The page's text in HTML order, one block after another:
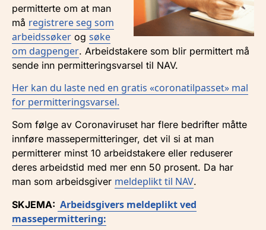
permitterte om at man
må registrere seg som
arbeidssøker og søke
om dagpenger. Arbeidstakere som blir permittert må
sende inn permitteringsvarsel til NAV.
Her kan du laste ned en gratis «coronatilpasset» mal
for permitteringsvarsel.
Som følge av Coronaviruset har flere bedrifter måtte
innføre massepermitteringer, det vil si at man
permitterer minst 10 arbeidstakere eller reduserer
deres arbeidstid med mer enn 50 prosent. Da har
man som arbeidsgiver meldeplikt til NAV.
SKJEMA: Arbeidsgivers meldeplikt ved
massepermittering: